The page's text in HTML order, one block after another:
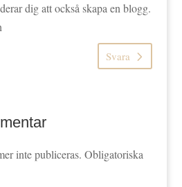
dig att också skapa en blogg.
Svara
inte publiceras. Obligatoriska